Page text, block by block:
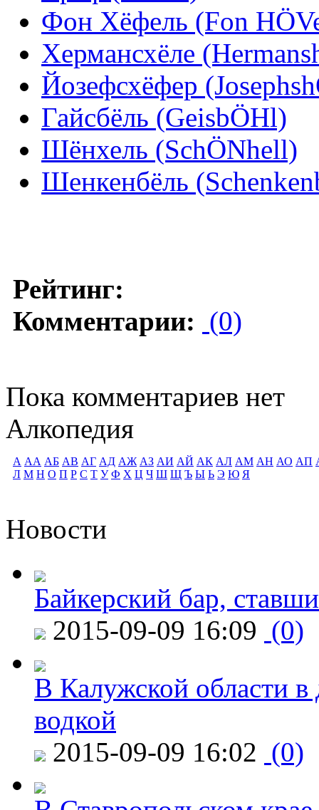
Фон Хёфель (Fon
Хермансхёле
Йозефсхёфер
Гайсбёль (GeisbÖHl)
Шёнхель (SchÖNhell)
Шенкенбёль
Рейтинг:
Комментарии: (0)
Пока комментариев нет
Алкопедия
А АА АБ АВ АГ АД АЖ АЗ АИ АЙ АК АЛ АМ АН АО АП
Л М Н О П Р С Т У Ф Х Ц Ч Ш Щ Ъ Ы Ь Э Ю Я
Новости
Байкерский бар,
2015-09-09 16:09 (0)
В Калужской области в
водкой
2015-09-09 16:02 (0)